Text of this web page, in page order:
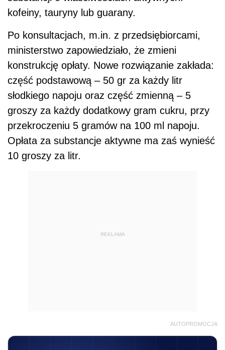
kofeiny, tauryny lub guarany.
Po konsultacjach, m.in. z przedsiębiorcami,
ministerstwo zapowiedziało, że zmieni
konstrukcję opłaty. Nowe rozwiązanie zakłada:
część podstawową – 50 gr za każdy litr
słodkiego napoju oraz część zmienną – 5
groszy za każdy dodatkowy gram cukru, przy
przekroczeniu 5 gramów na 100 ml napoju.
Opłata za substancje aktywne ma zaś wynieść
10 groszy za litr.
REKLAMA
AUTOPROMOCJA